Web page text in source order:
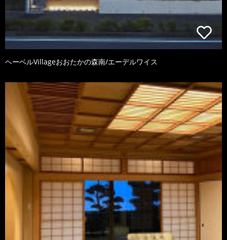
ヘーベルVillageおおたかの森南/エーデルワイス